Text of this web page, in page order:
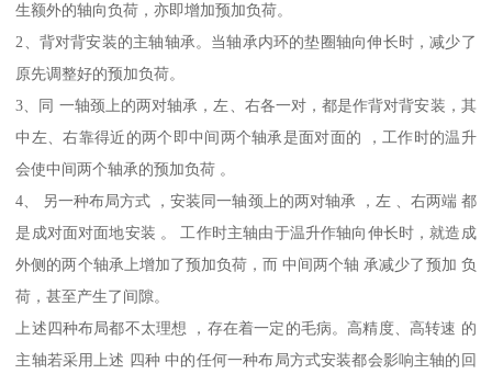
生额外的轴向负荷，亦即增加预加负荷。
2、背对背安装的主轴轴承。当轴承内环的垫圈轴向伸长时，减少了
原先调整好的预加负荷。
3、同 一轴颈上的两对轴承，左、右各一对，都是作背对背安装，其
中左、右靠得近的两个即中间两个轴承是面对面的 ，工作时的温升
会使中间两个轴承的预加负荷 。
4、 另一种布局方式 ，安装同一轴颈上的两对轴承 ，左 、右两端 都
是成对面对面地安装 。 工作时主轴由于温升作轴向伸长时，就造成
外侧的两个轴承上增加了预加负荷，而 中间两个轴 承减少了预加 负
荷，甚至产生了间隙。
上述四种布局都不太理想 ，存在着一定的毛病。高精度、高转速 的
主轴若采用上述 四种 中的任何一种布局方式安装都会影响主轴的回